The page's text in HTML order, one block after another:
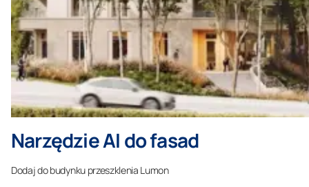
Narzędzie AI do fasad
Dodaj do budynku przeszklenia Lumon